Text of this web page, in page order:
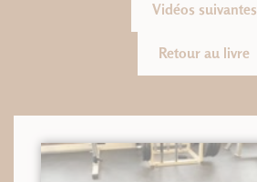
Vidéos suivantes
Retour au livre